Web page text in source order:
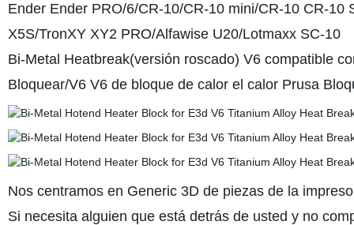
Ender Ender PRO/6/CR-10/CR-10 mini/CR-10 CR-
X5S/TronXY XY2 PRO/Alfawise U20/Lotmaxx SC-10
Bi-Metal Heatbreak(versión roscado) V6 compatible
Bloquear/V6 V6 de bloque de calor el calor Prusa
Nos centramos en Generic 3D de piezas de la
Si necesita alguien que está detrás de usted y no